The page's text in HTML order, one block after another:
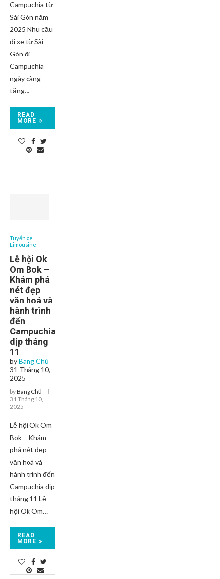
Campuchia từ
Sài Gòn năm
2025 Nhu cầu
đi xe từ Sài
Gòn đi
Campuchia
ngày càng
tăng…
READ
MORE
Tuyến xe
Limousine
Lễ hội Ok
Om Bok –
Khám phá
nét đẹp
văn hoá và
hành trình
đến
Campuchia
dịp tháng
11
byBang Chủ
31 Tháng 10,
2025
byBang Chủ
31 Tháng 10,
2025
Lễ hội Ok Om
Bok – Khám
phá nét đẹp
văn hoá và
hành trình đến
Campuchia dịp
tháng 11 Lễ
hội Ok Om…
READ
MORE